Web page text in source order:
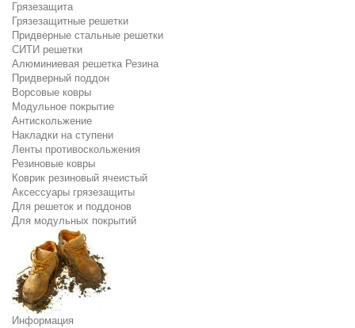
Грязезащита
Грязезащитные решетки
Придверные стальные решетки
СИТИ решетки
Алюминиевая решетка Резина
Придверный поддон
Ворсовые ковры
Модульное покрытие
Антискольжение
Накладки на ступени
Ленты противоскольжения
Резиновые ковры
Коврик резиновый ячеистый
Аксессуары грязезащиты
Для решеток и поддонов
Для модульных покрытий
Информация